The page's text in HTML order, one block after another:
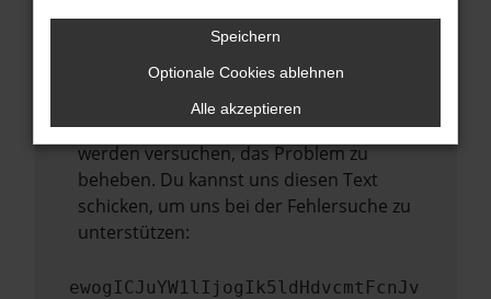
führen, dass bestimmte Funktionen nicht
mehr unterstützt werden.
Wende dich an den Webseitenbetreiber.
Wenn du alle oben genannten Schritte
versucht hast, kontaktiere uns bitte. Wir
werden versuchen, das Problem zu
beheben. Du kannst uns diesen Text
schicken, um uns bei der Fehlersuche zu
unterstützen:
ewogICJuYW1lIjogIk5ldHdvcmtFcnJv
Speichern
Optionale Cookies ablehnen
Alle akzeptieren